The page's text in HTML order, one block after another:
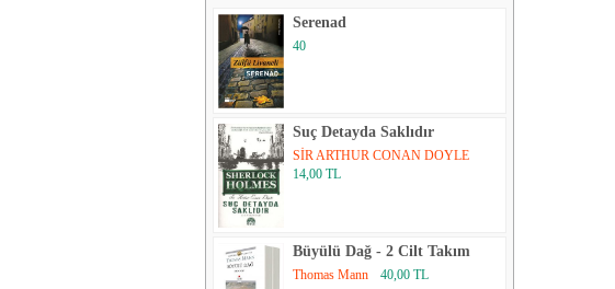
Serenad
40
Suç Detayda Saklıdır
SİR ARTHUR CONAN DOYLE
14,00 TL
Büyülü Dağ - 2 Cilt Takım
Thomas Mann 40,00 TL